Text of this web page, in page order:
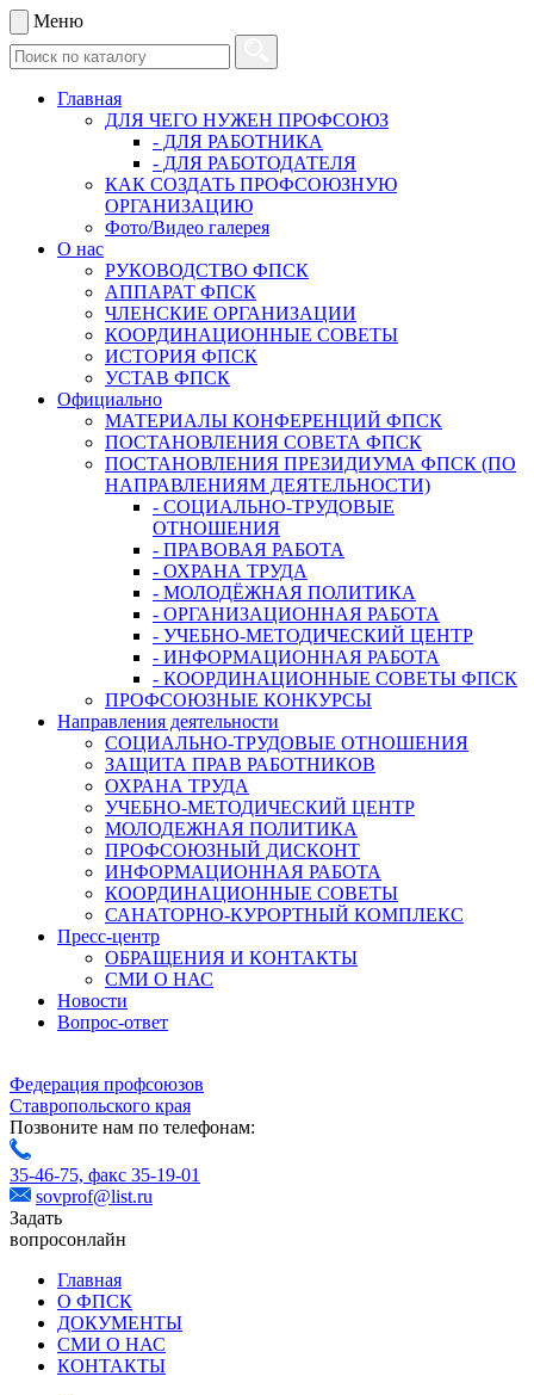
Меню
Главная
ДЛЯ ЧЕГО НУЖЕН ПРОФСОЮЗ
- ДЛЯ РАБОТНИКА
- ДЛЯ РАБОТОДАТЕЛЯ
КАК СОЗДАТЬ ПРОФСОЮЗНУЮ
ОРГАНИЗАЦИЮ
Фото/Видео галерея
О нас
РУКОВОДСТВО ФПСК
АППАРАТ ФПСК
ЧЛЕНСКИЕ ОРГАНИЗАЦИИ
КООРДИНАЦИОННЫЕ СОВЕТЫ
ИСТОРИЯ ФПСК
УСТАВ ФПСК
Официально
МАТЕРИАЛЫ КОНФЕРЕНЦИЙ ФПСК
ПОСТАНОВЛЕНИЯ СОВЕТА ФПСК
ПОСТАНОВЛЕНИЯ ПРЕЗИДИУМА ФПСК (ПО
НАПРАВЛЕНИЯМ ДЕЯТЕЛЬНОСТИ)
- СОЦИАЛЬНО-ТРУДОВЫЕ
ОТНОШЕНИЯ
- ПРАВОВАЯ РАБОТА
- ОХРАНА ТРУДА
- МОЛОДЁЖНАЯ ПОЛИТИКА
- ОРГАНИЗАЦИОННАЯ РАБОТА
- УЧЕБНО-МЕТОДИЧЕСКИЙ ЦЕНТР
- ИНФОРМАЦИОННАЯ РАБОТА
- КООРДИНАЦИОННЫЕ СОВЕТЫ ФПСК
ПРОФСОЮЗНЫЕ КОНКУРСЫ
Направления деятельности
СОЦИАЛЬНО-ТРУДОВЫЕ ОТНОШЕНИЯ
ЗАЩИТА ПРАВ РАБОТНИКОВ
ОХРАНА ТРУДА
УЧЕБНО-МЕТОДИЧЕСКИЙ ЦЕНТР
МОЛОДЕЖНАЯ ПОЛИТИКА
ПРОФСОЮЗНЫЙ ДИСКОНТ
ИНФОРМАЦИОННАЯ РАБОТА
КООРДИНАЦИОННЫЕ СОВЕТЫ
САНАТОРНО-КУРОРТНЫЙ КОМПЛЕКС
Пресс-центр
ОБРАЩЕНИЯ И КОНТАКТЫ
СМИ О НАС
Новости
Вопрос-ответ
Федерация профсоюзов
Ставропольского края
Позвоните нам по телефонам:
35-46-75, факс 35-19-01
sovprof@list.ru
Задать
вопросонлайн
Главная
О ФПСК
ДОКУМЕНТЫ
СМИ О НАС
КОНТАКТЫ